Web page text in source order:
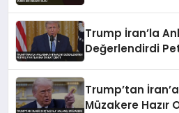
Trump İran’la
Değerlendirdi
Trump’tan
Müzakere Hazır